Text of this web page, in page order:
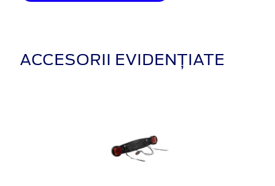
ACCESORII EVIDENȚIATE